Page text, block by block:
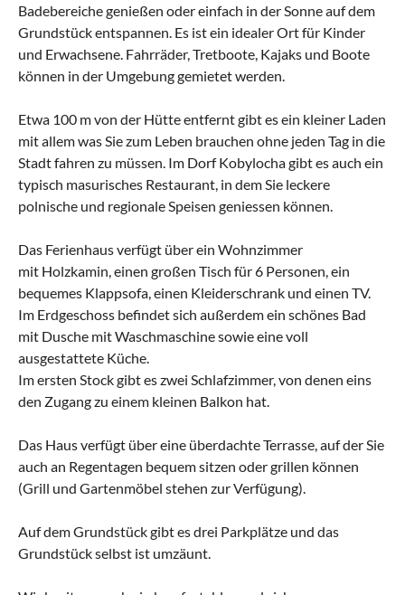
Badebereiche genießen oder einfach in der Sonne auf dem
Grundstück entspannen. Es ist ein idealer Ort für Kinder
und Erwachsene. Fahrräder, Tretboote, Kajaks und Boote
können in der Umgebung gemietet werden.
Etwa 100 m von der Hütte entfernt gibt es ein kleiner Laden
mit allem was Sie zum Leben brauchen ohne jeden Tag in die
Stadt fahren zu müssen. Im Dorf Kobylocha gibt es auch ein
typisch masurisches Restaurant, in dem Sie leckere
polnische und regionale Speisen geniessen können.
​Das Ferienhaus verfügt über ein Wohnzimmer
mit Holzkamin, einen großen Tisch für 6 Personen, ein
bequemes Klappsofa, einen Kleiderschrank und einen TV.
Im Erdgeschoss befindet sich außerdem ein schönes Bad
mit Dusche mit Waschmaschine sowie eine voll
ausgestattete Küche.
Im ersten Stock gibt es zwei Schlafzimmer, von denen eins
den Zugang zu einem kleinen Balkon hat.
Das Haus verfügt über eine überdachte Terrasse, auf der Sie
auch an Regentagen bequem sitzen oder grillen können
(Grill und Gartenmöbel stehen zur Verfügung).
Auf dem Grundstück gibt es drei Parkplätze und das
Grundstück selbst ist umzäunt.